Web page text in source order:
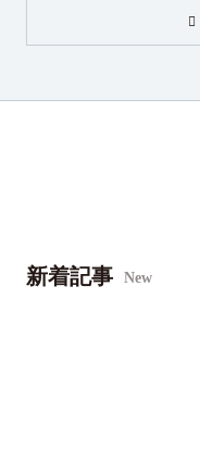
新着記事 New